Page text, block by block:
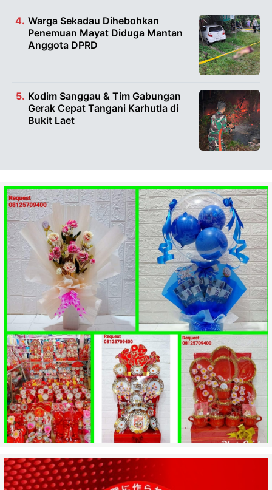
Warga Sekadau Dihebohkan
Penemuan Mayat Diduga Mantan
Anggota DPRD
Kodim Sanggau & Tim Gabungan
Gerak Cepat Tangani Karhutla di
Bukit Laet